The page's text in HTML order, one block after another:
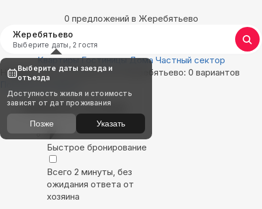
0 предложений в Жеребятьево
Жеребятьево
Выберите даты, 2 гостя
Квартиры Гостиницы Дома Частный сектор
Найдём, где остановиться в Жеребятьево: 0 вариантов
Показать на карте
Выбирайте лучшее
Быстрое бронирование
Всего 2 минуты, без
ожидания ответа от
хозяина
Выберите даты заезда и
отъезда
Доступность жилья и стоимость
зависят от дат проживания
Позже Указать